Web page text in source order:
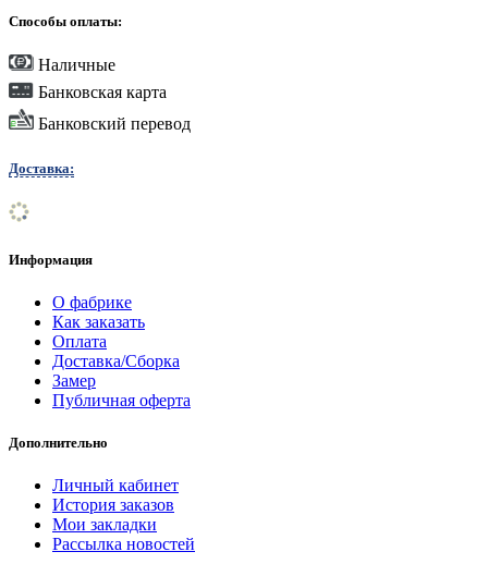
Способы оплаты:
Наличные
Банковская карта
Банковский перевод
Доставка:
Информация
О фабрике
Как заказать
Оплата
Доставка/Сборка
Замер
Публичная оферта
Дополнительно
Личный кабинет
История заказов
Мои закладки
Рассылка новостей